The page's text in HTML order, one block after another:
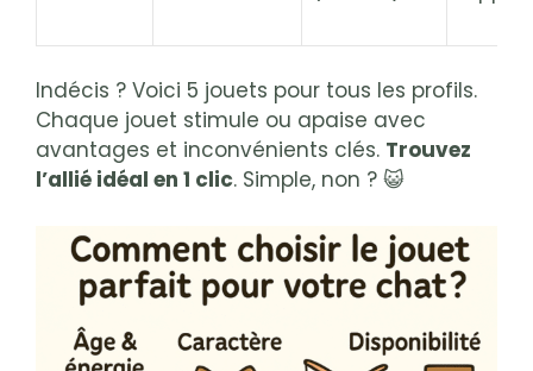
Indécis ? Voici 5 jouets pour tous les profils.
Chaque jouet stimule ou apaise avec
avantages et inconvénients clés. Trouvez
l’allié idéal en 1 clic. Simple, non ? 😺